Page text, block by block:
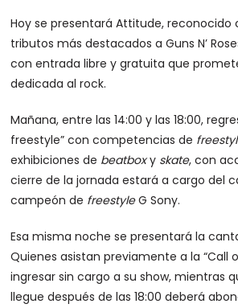
Hoy se presentará Attitude, reconocido
tributos más destacados a Guns N’
con entrada libre y gratuita que
dedicada al rock.
Mañana, entre las 14:00 y las 18:00,
freestyle” con competencias de
exhibiciones de beatboxy skate, con
cierre de la jornada estará a cargo del
campeón de freestyleG Sony.
Esa misma noche se presentará la
Quienes asistan previamente a la “Call
ingresar sin cargo a su show, mientras
llegue después de las 18:00 deberá